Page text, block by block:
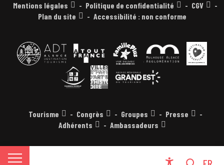
EN
Mentions légales Politique de confidentialité
CGV
Plan du site
Accessibilité : non conforme
Tourisme Congrès Groupes
Presse
Adhérents
Ambassadeurs